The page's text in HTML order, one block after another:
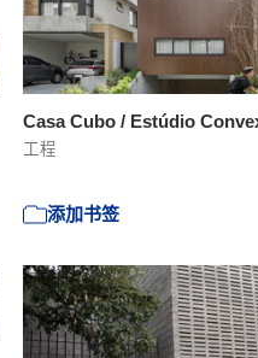
Casa Cubo / Estúdio
工程
添加书签